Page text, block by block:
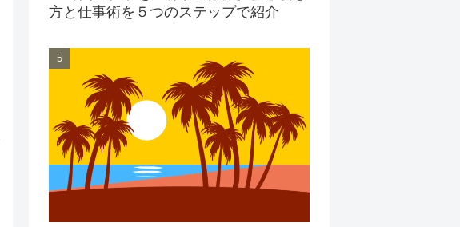
方と仕事術を５つのステップで紹介